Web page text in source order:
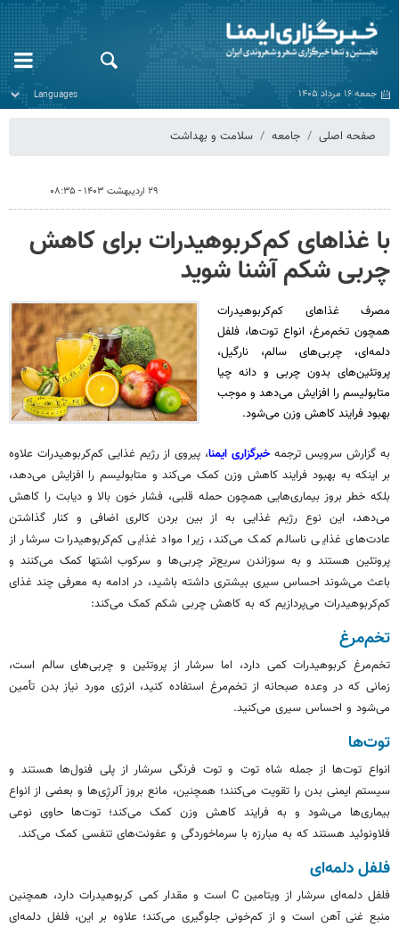
جمعه ۱۶ مرداد ۱۴۰۵
صفحه اصلی جامعه سلامت و بهداشت
۲۹ اردیبهشت ۱۴۰۳ - ۰۸:۳۵
با غذاهای کم‌کربوهیدرات برای کاهش
چربی شکم آشنا شوید
مصرف غذاهای کم‌کربوهیدرات
همچون تخم‌مرغ، انواع توت‌ها، فلفل
دلمه‌ای، چربی‌های سالم، نارگیل،
پروتئین‌های بدون چربی و دانه چیا
متابولیسم را افزایش می‌دهد و موجب
بهبود فرایند کاهش وزن می‌شود.
به گزارش سرویس ترجمه خبرگزاری ایمنا، پیروی از رژیم غذایی کم‌کربوهیدرات علاوه
بر اینکه به بهبود فرایند کاهش وزن کمک می‌کند و متابولیسم را افزایش می‌دهد،
بلکه خطر بروز بیماری‌هایی همچون حمله قلبی، فشار خون بالا و دیابت را کاهش
می‌دهد، این نوع رژیم غذایی به از بین بردن کالری اضافی و کنار گذاشتن
عادت‌های غذایی ناسالم کمک می‌کند، زیرا مواد غذایی کم‌کربوهیدرات سرشار از
پروتئین هستند و به سوزاندن سریع‌تر چربی‌ها و سرکوب اشتها کمک می‌کنند و
باعث می‏‌شوند احساس سیری بیشتری داشته باشید، در ادامه به معرفی چند غذای
کم‌کربوهیدرات می‌پردازیم که به کاهش چربی شکم کمک می‌کند:
تخم‌مرغ
تخم‌مرغ کربوهیدرات کمی دارد، اما سرشار از پروتئین و چربی‌های سالم است،
زمانی که در وعده صبحانه از تخم‌مرغ استفاده کنید، انرژی مورد نیاز بدن تأمین
می‏‌شود و احساس سیری می‌کنید.
توت‌ها
انواع توت‌ها از‬ جمله‬ شاه توت‬ و‬ توت فرنگی سرشار از پلی فنول‌ها هستند و
سیستم ایمنی بدن را تقویت می‌کنند؛ همچنین، مانع بروز آلرژِی‌ها و بعضی از انواع
بیماری‌ها می‏‌شود و به فرایند کاهش وزن کمک می‌کند؛ توت‌ها حاوی نوعی
فلاونوئید هستند که به مبارزه با سرماخوردگی و عفونت‌های تنفسی کمک می‌کند.
فلفل دلمه‌ای
فلفل دلمه‌ای سرشار از ویتامین C است و مقدار کمی کربوهیدرات دارد، همچنین
منبع غنی آهن است و از کم‌خونی جلوگیری می‌کند؛ علاوه بر این، فلفل دلمه‌ای